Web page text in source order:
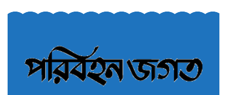
অনির্দিষ্টকালের জন্য বাংলাদেশে